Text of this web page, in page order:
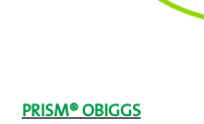
PRISM® OBIGGS